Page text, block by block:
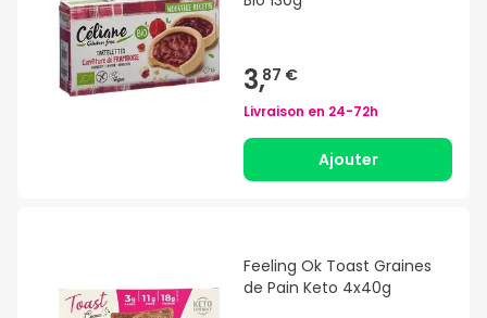
3,87 €
Livraison en 24-72h
Ajouter
Feeling Ok Toast Graines
de Pain Keto 4x40g